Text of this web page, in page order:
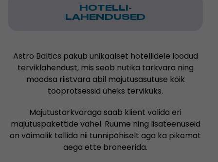
HOTELLI-
LAHENDUSED
Astro Baltics pakub unikaalset hotellidele loodud
terviklahendust, mis seob nutika tarkvara ning
moodsa riistvara abil majutusasutuse kõik
tööprotsessid üheks tervikuks.
Majutustarkvaraga saab klient valida eri
majutuspakettide vahel. Ruume ning lisateenuseid
on võimalik tellida nii tunnipõhiselt aga ka pikemat
aega ette broneerida.